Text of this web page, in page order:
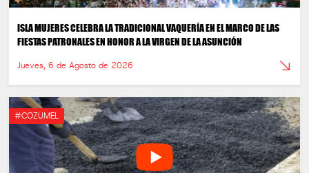
ISLA MUJERES CELEBRA LA TRADICIONAL VAQUERÍA EN EL MARCO DE LAS
FIESTAS PATRONALES EN HONOR A LA VIRGEN DE LA ASUNCIÓN
Jueves, 6 de Agosto de 2026
#COZUMEL